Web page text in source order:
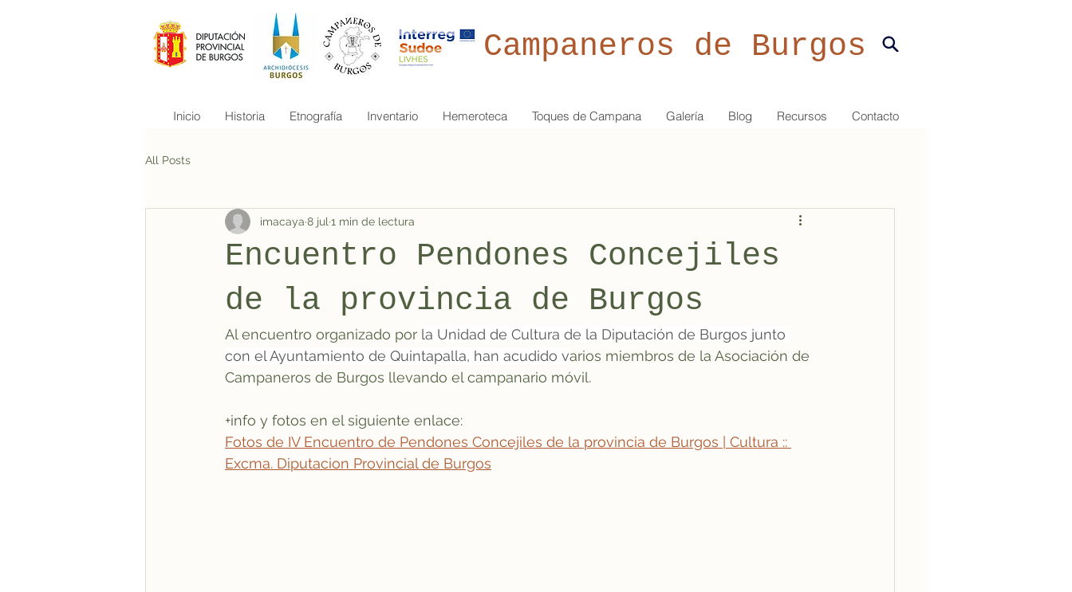
Campaneros de Burgos
Inicio Historia Etnografía Inventario Hemeroteca Toques de Campana Galería Blog Recursos Contacto
All Posts
Encuentro Pendones Concejiles
de la provincia de Burgos
imacaya 8 jul 1 min de lectura
Al encuentro organizado por la Unidad de Cultura de la Diputación de Burgos junto
con el Ayuntamiento de Quintapalla, han acudido varios miembros de la Asociación de
Campaneros de Burgos llevando el campanario móvil.
+info y fotos en el siguiente enlace:
Fotos de IV Encuentro de Pendones Concejiles de la provincia de Burgos | Cultura ::
Excma. Diputacion Provincial de Burgos